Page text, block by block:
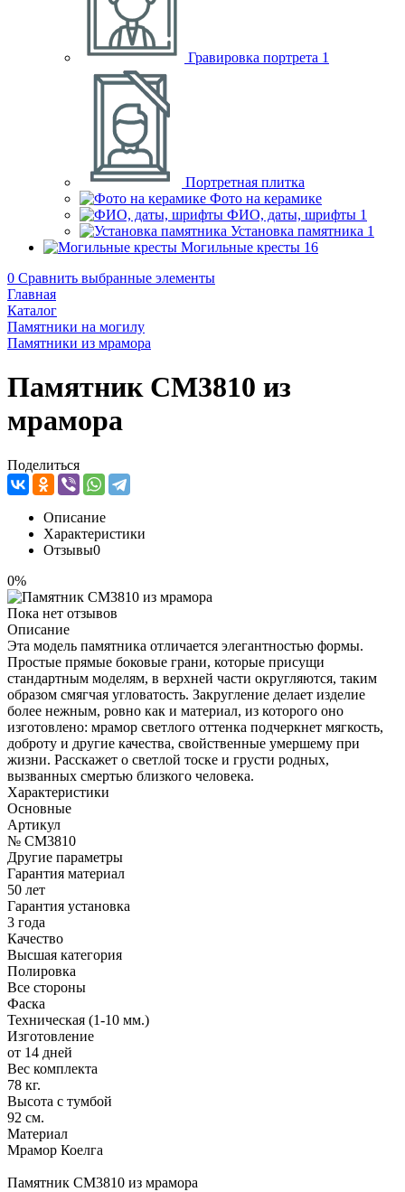
Гравировка портрета 1
Портретная плитка
Фото на керамике
ФИО, даты, шрифты 1
Установка памятника 1
Могильные кресты 16
0 Сравнить выбранные элементы
Главная
Каталог
Памятники на могилу
Памятники из мрамора
Памятник CM3810 из
мрамора
Поделиться
Описание
Характеристики
Отзывы0
0%
Пока нет отзывов
Описание
Эта модель памятника отличается элегантностью формы.
Простые прямые боковые грани, которые присущи
стандартным моделям, в верхней части округляются, таким
образом смягчая угловатость. Закругление делает изделие
более нежным, ровно как и материал, из которого оно
изготовлено: мрамор светлого оттенка подчеркнет мягкость,
доброту и другие качества, свойственные умершему при
жизни. Расскажет о светлой тоске и грусти родных,
вызванных смертью близкого человека.
Характеристики
Основные
Артикул
№ CM3810
Другие параметры
Гарантия материал
50 лет
Гарантия установка
3 года
Качество
Высшая категория
Полировка
Все стороны
Фаска
Техническая (1-10 мм.)
Изготовление
от 14 дней
Вес комплекта
78 кг.
Высота с тумбой
92 см.
Материал
Мрамор Коелга
Памятник CM3810 из мрамора